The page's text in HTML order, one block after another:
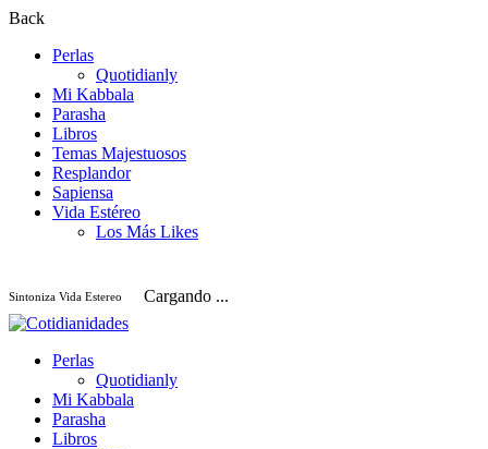
Back
Perlas
Quotidianly
Mi Kabbala
Parasha
Libros
Temas Majestuosos
Resplandor
Sapiensa
Vida Estéreo
Los Más Likes
Sintoniza Vida Estereo Cargando ...
Perlas
Quotidianly
Mi Kabbala
Parasha
Libros